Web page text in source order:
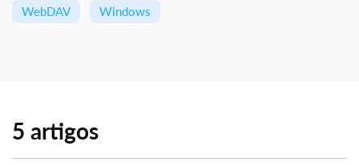
WebDAV Windows
5 artigos